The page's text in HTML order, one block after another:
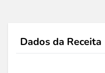
Dados da Receita